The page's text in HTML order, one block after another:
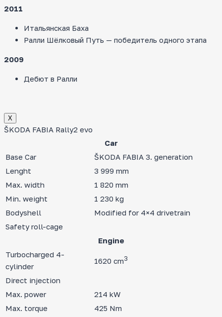
2011
Итальянская Баха
Ралли Шёлковый Путь — победитель одного этапа
2009
Дебют в Ралли
Х
ŠKODA FABIA Rally2 evo
Car
Base Car
ŠKODA FABIA 3. generation
Lenght
3 999 mm
Max. width
1 820 mm
Min. weight
1 230 kg
Bodyshell
Modified for 4×4 drivetrain
Safety roll-cage
Engine
Turbocharged 4-
cylinder
1620 cm3
Direct injection
Max. power
214 kW
Max. torque
425 Nm